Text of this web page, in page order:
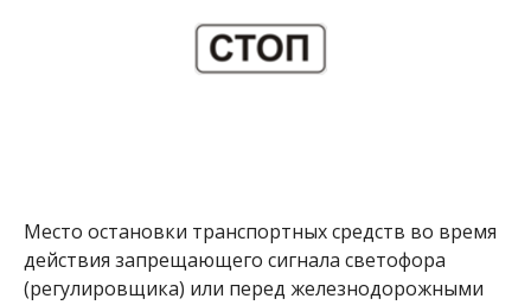
Место остановки транспортных средств во время
действия запрещающего сигнала светофора
(регулировщика) или перед железнодорожными